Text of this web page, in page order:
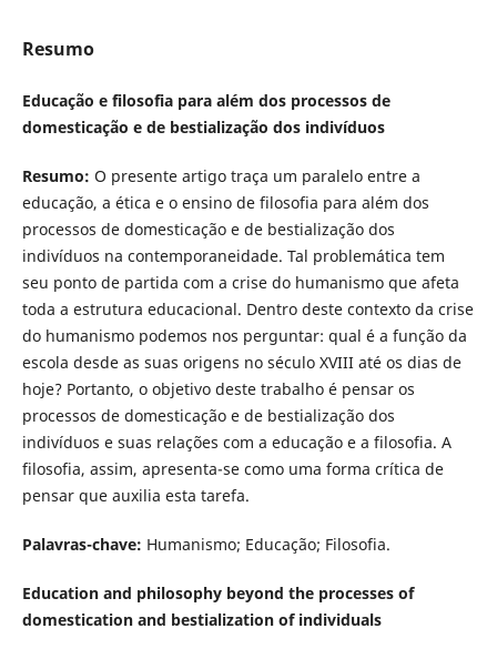
Resumo
Educação e filosofia para além dos processos de
domesticação e de bestialização dos indivíduos
Resumo: O presente artigo traça um paralelo entre a
educação, a ética e o ensino de filosofia para além dos
processos de domesticação e de bestialização dos
indivíduos na contemporaneidade. Tal problemática tem
seu ponto de partida com a crise do humanismo que afeta
toda a estrutura educacional. Dentro deste contexto da crise
do humanismo podemos nos perguntar: qual é a função da
escola desde as suas origens no século XVIII até os dias de
hoje? Portanto, o objetivo deste trabalho é pensar os
processos de domesticação e de bestialização dos
indivíduos e suas relações com a educação e a filosofia. A
filosofia, assim, apresenta-se como uma forma crítica de
pensar que auxilia esta tarefa.
Palavras-chave: Humanismo; Educação; Filosofia.
Education and philosophy beyond the processes of
domestication and bestialization of individuals